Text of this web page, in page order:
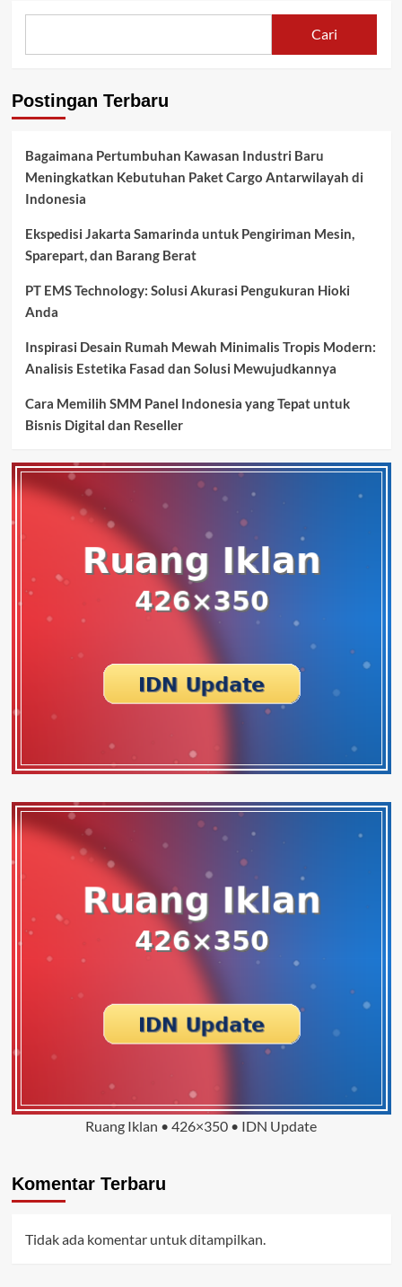
Cari
Postingan Terbaru
Bagaimana Pertumbuhan Kawasan Industri Baru
Meningkatkan Kebutuhan Paket Cargo Antarwilayah di
Indonesia
Ekspedisi Jakarta Samarinda untuk Pengiriman Mesin,
Sparepart, dan Barang Berat
PT EMS Technology: Solusi Akurasi Pengukuran Hioki
Anda
Inspirasi Desain Rumah Mewah Minimalis Tropis Modern:
Analisis Estetika Fasad dan Solusi Mewujudkannya
Cara Memilih SMM Panel Indonesia yang Tepat untuk
Bisnis Digital dan Reseller
Ruang Iklan • 426×350 • IDN Update
Komentar Terbaru
Tidak ada komentar untuk ditampilkan.